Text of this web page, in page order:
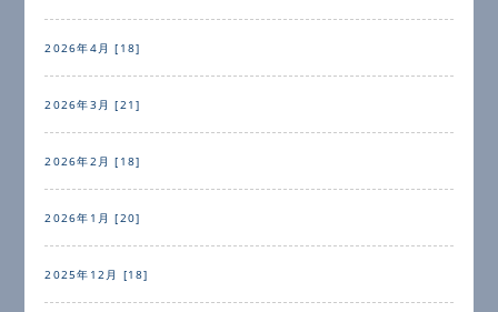
2026年4月 [18]
2026年3月 [21]
2026年2月 [18]
2026年1月 [20]
2025年12月 [18]